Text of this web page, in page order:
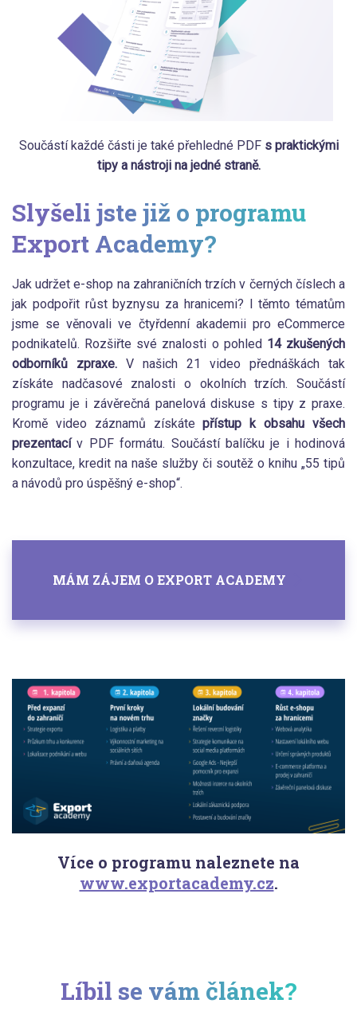
Součástí každé části je také přehledné PDFs praktickými
tipy a nástroji na jedné straně.
Slyšeli jste již o programu
Export Academy?
Jak udržet e-shop na zahraničních trzích v černých číslech a
jak podpořit růst byznysu za hranicemi? I těmto tématům
jsme se věnovali ve čtyřdenní akademii pro eCommerce
podnikatelů. Rozšiřte své znalosti o pohled 14 zkušených
odborníků zpraxe. V našich 21 video přednáškách tak
získáte nadčasové znalosti o okolních trzích. Součástí
programu je i závěrečná panelová diskuse s tipy z praxe.
Kromě video záznamů získátepřístup k obsahu všech
prezentacív PDF formátu. Součástí balíčku je i hodinová
konzultace, kredit na naše služby či soutěž o knihu „55 tipů
a návodů pro úspěšný e-shop“.
MÁM ZÁJEM O EXPORT ACADEMY
Více o programu naleznete na
www.exportacademy.cz.
Líbil se vám článek?